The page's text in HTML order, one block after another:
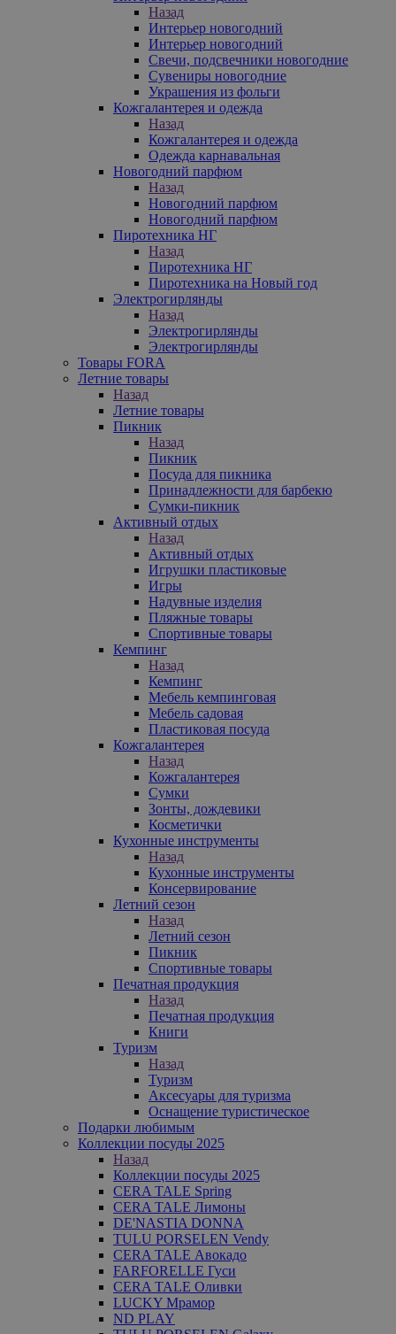
Назад
Интерьер новогодний
Интерьер новогодний
Свечи, подсвечники новогодние
Сувениры новогодние
Украшения из фольги
Кожгалантерея и одежда
Назад
Кожгалантерея и одежда
Одежда карнавальная
Новогодний парфюм
Назад
Новогодний парфюм
Новогодний парфюм
Пиротехника НГ
Назад
Пиротехника НГ
Пиротехника на Новый год
Электрогирлянды
Назад
Электрогирлянды
Электрогирлянды
Товары FORA
Летние товары
Назад
Летние товары
Пикник
Назад
Пикник
Посуда для пикника
Принадлежности для барбекю
Сумки-пикник
Активный отдых
Назад
Активный отдых
Игрушки пластиковые
Игры
Надувные изделия
Пляжные товары
Спортивные товары
Кемпинг
Назад
Кемпинг
Мебель кемпинговая
Мебель садовая
Пластиковая посуда
Кожгалантерея
Назад
Кожгалантерея
Сумки
Зонты, дождевики
Косметички
Кухонные инструменты
Назад
Кухонные инструменты
Консервирование
Летний сезон
Назад
Летний сезон
Пикник
Спортивные товары
Печатная продукция
Назад
Печатная продукция
Книги
Туризм
Назад
Туризм
Аксесуары для туризма
Оснащение туристическое
Подарки любимым
Коллекции посуды 2025
Назад
Коллекции посуды 2025
CERA TALE Spring
CERA TALE Лимоны
DE'NASTIA DONNA
TULU PORSELEN Vendy
CERA TALE Авокадо
FARFORELLE Гуси
CERA TALE Оливки
LUCKY Мрамор
ND PLAY